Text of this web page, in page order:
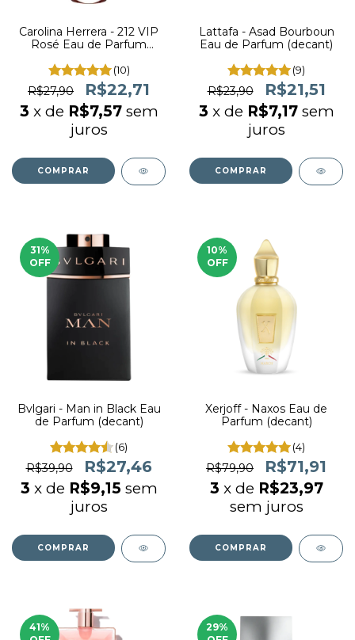
Carolina Herrera - 212 VIP
Rosé Eau de Parfum
(10)
R$27,90 R$22,71
3 x de R$7,57 sem
juros
COMPRAR
Lattafa - Asad Bourboun
Eau de Parfum (decant)
(9)
R$23,90 R$21,51
3 x de R$7,17 sem
juros
COMPRAR
31%
OFF
Bvlgari - Man in Black Eau
de Parfum (decant)
(6)
R$39,90 R$27,46
3 x de R$9,15 sem
juros
COMPRAR
10%
OFF
Xerjoff - Naxos Eau de
Parfum (decant)
(4)
R$79,90 R$71,91
3 x de R$23,97
sem juros
COMPRAR
41%
29%